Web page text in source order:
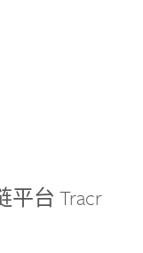
平台 Tracr